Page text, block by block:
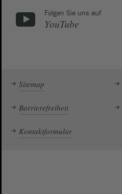
Folgen Sie uns auf
YouTube
Sitemap
Barrierefreiheit
Kontaktformular